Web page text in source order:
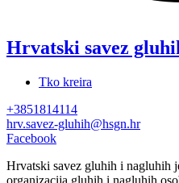
Hrvatski savez
Tko kreira
+3851814114
hrv.savez-gluhih@hsgn.hr
Facebook
Hrvatski savez gluhih i nagluhih